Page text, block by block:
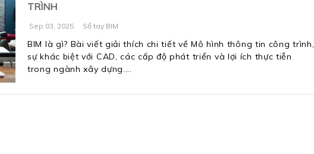
TRÌNH
Sep 03, 2025 Sổ tay BIM
BIM là gì? Bài viết giải thích chi tiết về Mô hình thông tin công trình,
sự khác biệt với CAD, các cấp độ phát triển và lợi ích thực tiễn
trong ngành xây dựng.